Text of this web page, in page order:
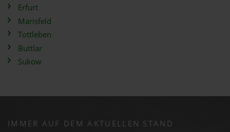
Erfurt
Marisfeld
Tottleben
Buttlar
Sukow
IMMER AUF DEM AKTUELLEN STAND